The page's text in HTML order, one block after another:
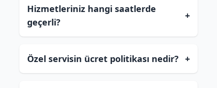
Hizmetleriniz hangi saatlerde
geçerli?
+
Özel servisin ücret politikası nedir? +